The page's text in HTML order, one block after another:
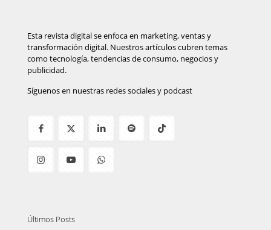
Esta revista digital se enfoca en marketing, ventas y
transformación digital. Nuestros artículos cubren temas
como tecnología, tendencias de consumo, negocios y
publicidad.
Síguenos en nuestras redes sociales y podcast
Últimos Posts